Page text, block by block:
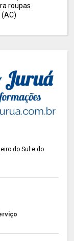
roupas
do Sul e do